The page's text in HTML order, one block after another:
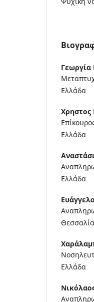
Ελλάδα
Χρηστος
Ελλάδα
Ελλάδα
Ελλάδα